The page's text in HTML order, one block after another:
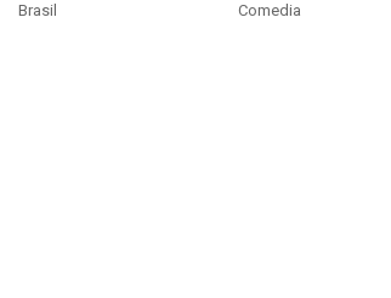
Brasil Comedia